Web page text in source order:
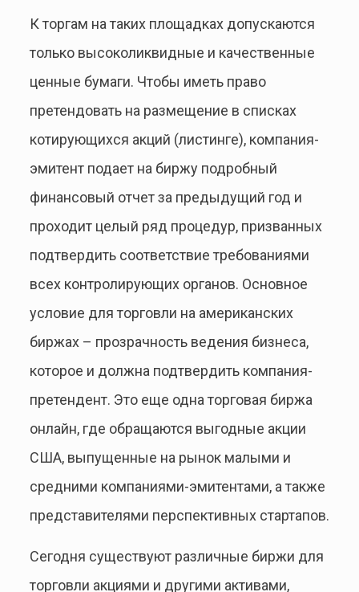
К торгам на таких площадках допускаются
только высоколиквидные и качественные
ценные бумаги. Чтобы иметь право
претендовать на размещение в списках
котирующихся акций (листинге), компания-
эмитент подает на биржу подробный
финансовый отчет за предыдущий год и
проходит целый ряд процедур, призванных
подтвердить соответствие требованиями
всех контролирующих органов. Основное
условие для торговли на американских
биржах – прозрачность ведения бизнеса,
которое и должна подтвердить компания-
претендент. Это еще одна торговая биржа
онлайн, где обращаются выгодные акции
США, выпущенные на рынок малыми и
средними компаниями-эмитентами, а также
представителями перспективных стартапов.
Сегодня существуют различные биржи для
торговли акциями и другими активами,